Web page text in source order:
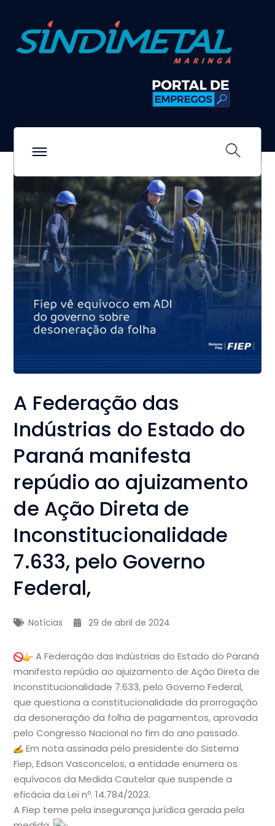
A Federação das
Indústrias do Estado do
Paraná manifesta
repúdio ao ajuizamento
de Ação Direta de
Inconstitucionalidade
7.633, pelo Governo
Federal,
Notícias 29 de abril de 2024
A Federação das Indústrias do Estado do Paraná
manifesta repúdio ao ajuizamento de Ação Direta de
Inconstitucionalidade 7.633, pelo Governo Federal,
que questiona a constitucionalidade da prorrogação
da desoneração da folha de pagamentos, aprovada
pelo Congresso Nacional no fim do ano passado.
Em nota assinada pelo presidente do Sistema
Fiep, Edson Vasconcelos, a entidade enumera os
equívocos da Medida Cautelar que suspende a
eficácia da Lei nº. 14.784/2023.
A Fiep teme pela insegurança jurídica gerada pela